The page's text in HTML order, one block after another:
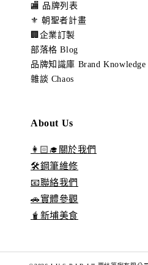
🏬 品牌列表
⚜️ 朝聖者計畫
🏢企業訂製
部落格 Blog
品牌知識庫 Brand Knowledge
雜談 Chaos
About Us
👩🏻‍🎓關於我們
🛠️鋼筆維修
📧聯絡我們
🚗實體參觀
🧋新埔美食